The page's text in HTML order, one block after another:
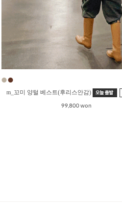
●●
m_꼬미 양털 베스트(후리스안감)
99,800 won